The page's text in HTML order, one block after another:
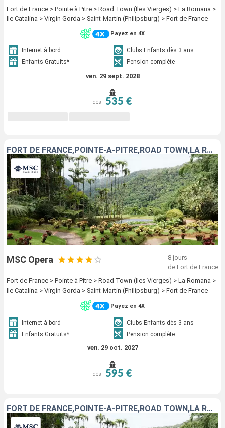
Fort de France > Pointe à Pitre > Road Town (Iles Vierges) > La Romana >
Ile Catalina > Virgin Gorda > Saint-Martin (Philipsburg) > Fort de France
Payez en 4X
Internet à bord
Clubs Enfants dès 3 ans
Enfants Gratuits*
Pension complète
ven. 29 sept. 2028
dès 535 €
FORT DE FRANCE,POINTE-A-PITRE,ROAD TOWN,LA ROMANA
MSC Opera
8 jours
de Fort de France
Fort de France > Pointe à Pitre > Road Town (Iles Vierges) > La Romana >
Ile Catalina > Virgin Gorda > Saint-Martin (Philipsburg) > Fort de France
Payez en 4X
Internet à bord
Clubs Enfants dès 3 ans
Enfants Gratuits*
Pension complète
ven. 29 oct. 2027
dès 595 €
FORT DE FRANCE,POINTE-A-PITRE,ROAD TOWN,LA ROMANA,